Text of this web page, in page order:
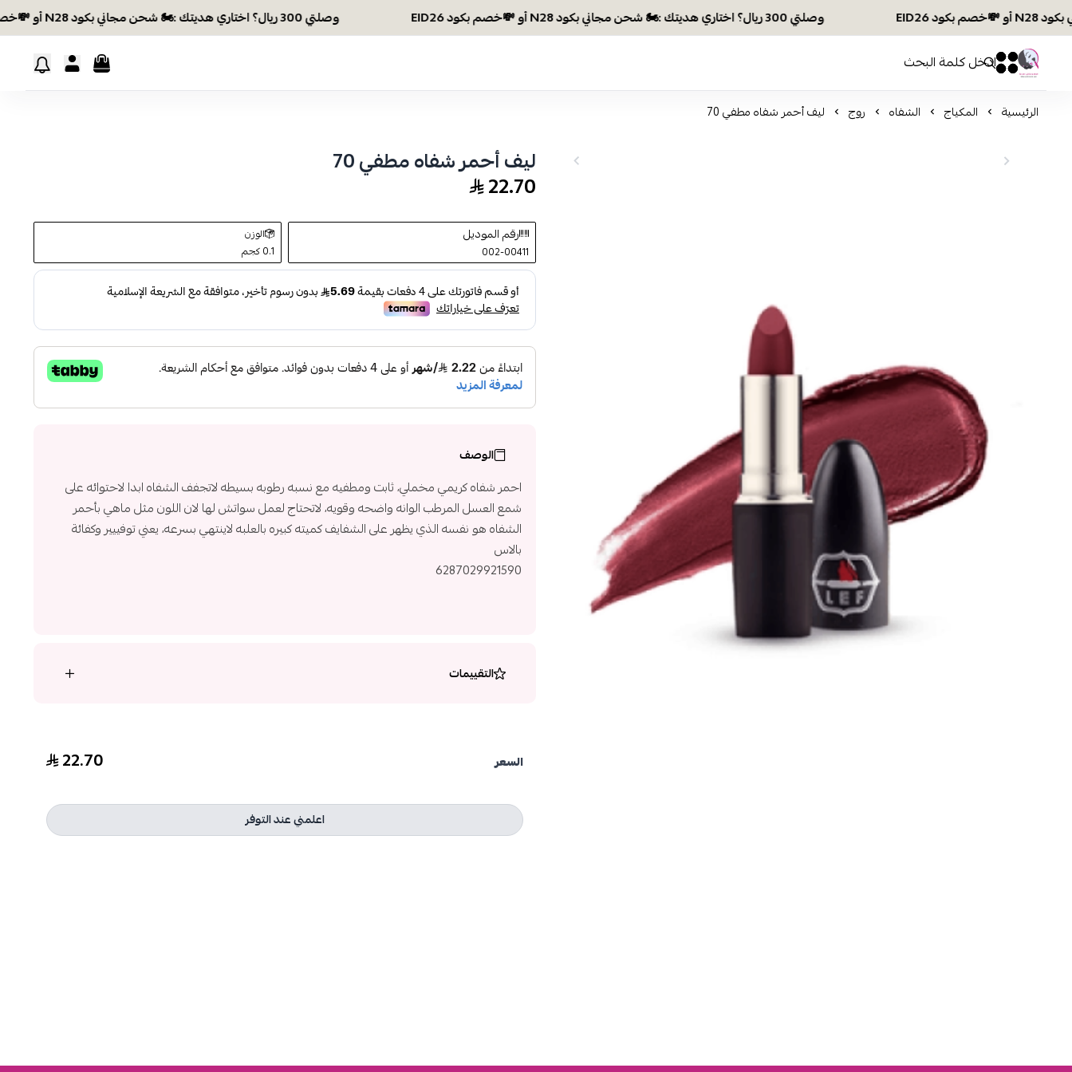
وصلتي 300 ريال؟ اختاري هديتك :🏍 شحن مجاني بكود N28 أو 💸خصم بكود EID26 وصلتي 300 ريال؟ اختاري هديتك :🏍 شحن مجاني بكود N28 أو 💸خصم بكود EID26
افكار ومخازن العناية
0 0
الرئيسية المكياج الشفاه روج ليف أحمر شفاه مطفي 70
ليف أحمر شفاه مطفي 70
22.70
رقم الموديل
002-00411
الوزن
0.1 كجم
الوصف
احمر شفاه كريمي مخملي، ثابت ومطفيه مع نسبه رطوبه بسيطه لاتجفف الشفاه ابدا لاحتوائه على
شمع العسل المرطب الوانه واضحه وقويه، لاتحتاج لعمل سواتش لها لان اللون مثل ماهي بأحمر
الشفاه هو نفسه الذي يظهر على الشفايف كميته كبيره بالعلبه لاينتهي بسرعه، يعني توفييير وكفائة
بالاس
6287029921590
التقييمات
السعر 22.70
اعلمني عند التوفر